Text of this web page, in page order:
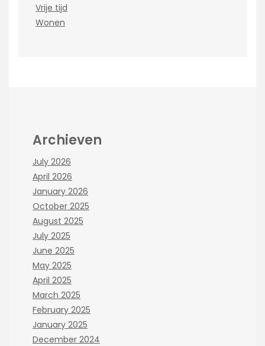
Vrije tijd
Wonen
Archieven
July 2026
April 2026
January 2026
October 2025
August 2025
July 2025
June 2025
May 2025
April 2025
March 2025
February 2025
January 2025
December 2024